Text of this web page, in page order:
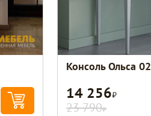
Консоль Ольса 02
14 256Р
23 790Р